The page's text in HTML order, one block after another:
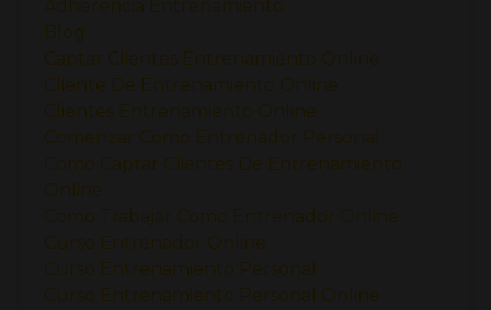
Adherencia Entrenamiento
Blog
Captar Clientes Entrenamiento Online
Cliente De Entrenamiento Online
Clientes Entrenamiento Online
Comenzar Como Entrenador Personal
Como Captar Clientes De Entrenamiento
Online
Como Trabajar Como Entrenador Online
Curso Entrenador Online
Curso Entrenamiento Personal
Curso Entrenamiento Personal Online